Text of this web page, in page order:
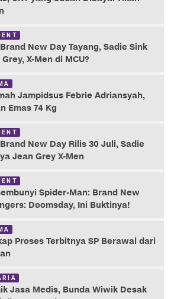
New Day Tayang, Sadie Sink
X-Men di MCU?
Jampidsus Febrie Adriansyah,
Emas 74 Kg
New Day Rilis 30 Juli, Sadie
Jean Grey X-Men
Spider-Man: Brand New
Doomsday, Ini Buktinya!
Proses Terbitnya SP Berawal dari
Jasa Medis, Bunda Wiwik Desak